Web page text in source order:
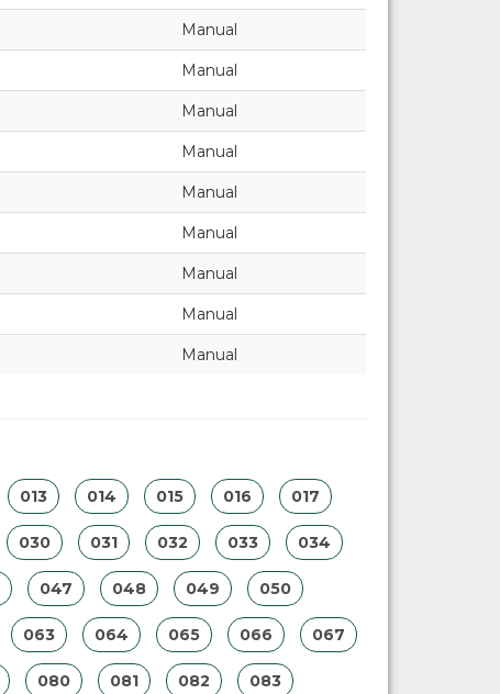
Manual
Manual
Manual
Manual
Manual
Manual
Manual
Manual
Manual
013 014 015 016 017
030 031 032 033 034
047 048 049 050
063 064 065 066 067
080 081 082 083